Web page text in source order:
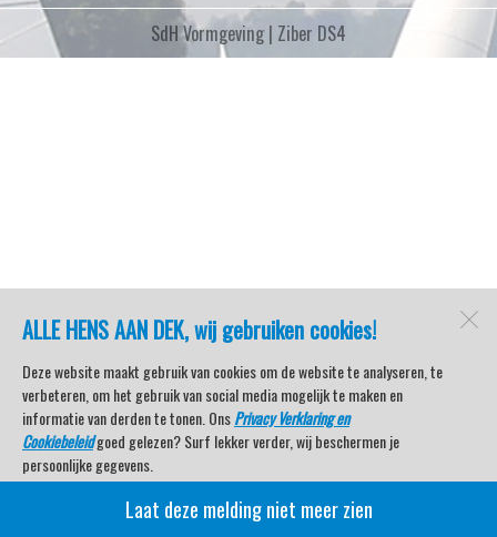
ALLE HENS AAN DEK, wij gebruiken cookies!
Deze website maakt gebruik van cookies om de website te analyseren, te
verbeteren, om het gebruik van social media mogelijk te maken en
informatie van derden te tonen. OnsPrivacy Verklaring en
Cookiebeleidgoed gelezen? Surf lekker verder, wij beschermen je
persoonlijke gegevens.
Veel kijkplezier met Watersport TV Beleving & Nieuws!
Laat deze melding niet meer zien
SdH Vormgeving | Ziber DS4